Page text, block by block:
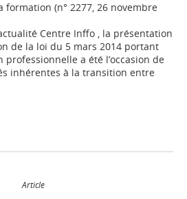
formation (n° 2277, 26 novembre
Centre Inffo , la présentation
de la loi du 5 mars 2014 portant
a été l’occasion de
inhérentes à la transition entre
Article